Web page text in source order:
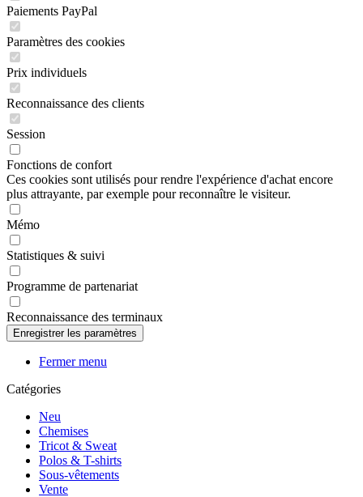
Paiements PayPal
Paramètres des cookies
Prix individuels
Reconnaissance des clients
Session
Fonctions de confort
Ces cookies sont utilisés pour rendre l'expérience d'achat encore
plus attrayante, par exemple pour reconnaître le visiteur.
Mémo
Statistiques & suivi
Programme de partenariat
Reconnaissance des terminaux
Fermer menu
Catégories
Neu
Chemises
Tricot & Sweat
Polos & T-shirts
Sous-vêtements
Vente